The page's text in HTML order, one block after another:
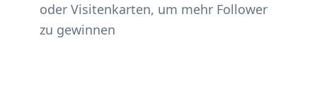
oder Visitenkarten, um mehr Follower
zu gewinnen